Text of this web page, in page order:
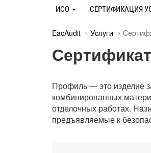
ИСО СЕРТИФИКАЦИЯ
EacAudit Услуги
Профиль — это изделие
комбинированных
отделочных работах.
предъявляемые к